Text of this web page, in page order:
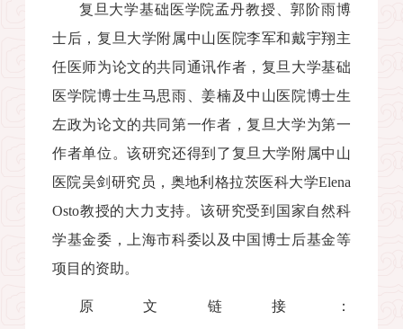
复旦大学基础医学院孟丹教授、郭阶雨博
士后，复旦大学附属中山医院李军和戴宇翔主
任医师为论文的共同通讯作者，复旦大学基础
医学院博士生马思雨、姜楠及中山医院博士生
左政为论文的共同第一作者，复旦大学为第一
作者单位。该研究还得到了复旦大学附属中山
医院吴剑研究员，奥地利格拉茨医科大学Elena
Osto教授的大力支持。该研究受到国家自然科
学基金委，上海市科委以及中国博士后基金等
项目的资助。
原文链接：